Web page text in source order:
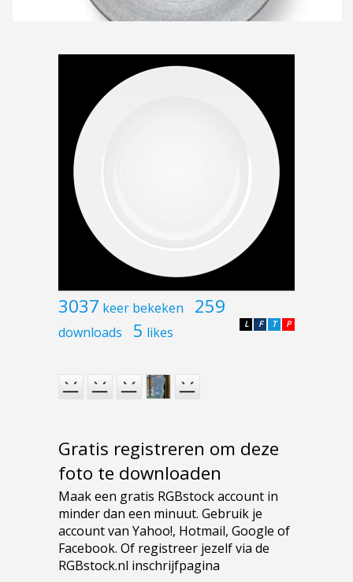
3037 keer bekeken 259
downloads 5 likes P
T
F
L
Gratis registreren om deze
foto te downloaden